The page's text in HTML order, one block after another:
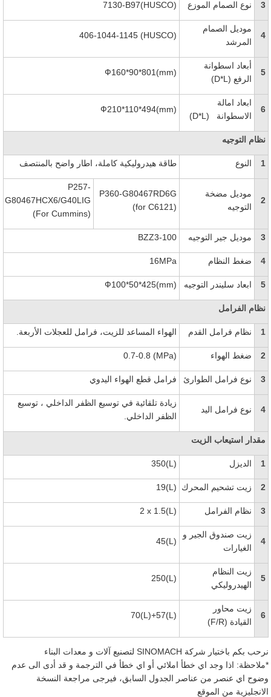
3 نوع الصمام الموزع 7130-B97(HUSCO)
4
موديل الصمام
المرشد
406-1044-1145 (HUSCO)
5
أبعاد اسطوانة
الرفع (D*L)
Ф160*90*801(mm)
6
ابعاد امالة
الاسطوانة
(D*L)
Ф210*110*494(mm)
نظام التوجيه
1 النوع طاقة هيدروليكية كاملة، اطار واضح بالمنتصف
2
موديل مضخة
التوجيه
P360-G80467RD6G
(for C6121)
P257-
G80467HCX6/G40LIG
(For Cummins)
3 موديل جير التوجيه BZZ3-100
4 ضغط النظام 16MPa
5 ابعاد سليندر التوجيه Ф100*50*425(mm)
نظام الفرامل
1 نظام فرامل القدم الهواء المساعد للزيت، فرامل للعجلات الأربعة.
2 ضغط الهواء 0.7-0.8 (MPa)
3 نوع فرامل الطوارئ فرامل قطع الهواء اليدوي
4 نوع فرامل اليد
زيادة تلقائية في توسيع الظفر الداخلي ، توسيع
الظفر الداخلي.
مقدار استيعاب الزيت
1 الديزل 350(L)
2 زيت تشحيم المحرك 19(L)
3 نظام الفرامل 2 x 1.5(L)
4
زيت صندوق الجير و
الغيارات
45(L)
5
زيت النظام
الهيدروليكي
250(L)
6
زيت محاور
القيادة (F/R)
70(L)+57(L)
نرحب بكم باختيار شركة SINOMACH لتصنيع آلات و معدات البناء
*ملاحظة: اذا وجد اي خطأ املائي أو اي خطأ في الترجمة و قد أدى الى عدم
وضوح اي عنصر من عناصر الجدول السابق، فيرجى مراجعة النسخة
الانجليزية من الموقع